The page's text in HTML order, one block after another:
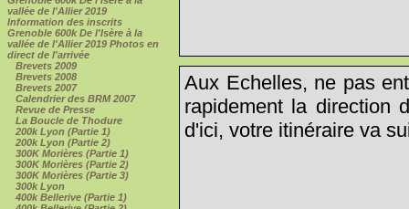
vallée de l'Allier 2019
Information des inscrits
Grenoble 600k De l'Isère à la
vallée de l'Allier 2019 Photos en
direct de l'arrivée
Brevets 2009
Brevets 2008
Brevets 2007
Calendrier des BRM 2007
Revue de Presse
La Boucle de Thodure
200k Lyon (Partie 1)
200k Lyon (Partie 2)
300K Morières (Partie 1)
300K Morières (Partie 2)
300K Morières (Partie 3)
300k Lyon
400k Bellerive (Partie 1)
Aux Echelles, ne pas
rapidement la direction
d'ici, votre itinéraire va